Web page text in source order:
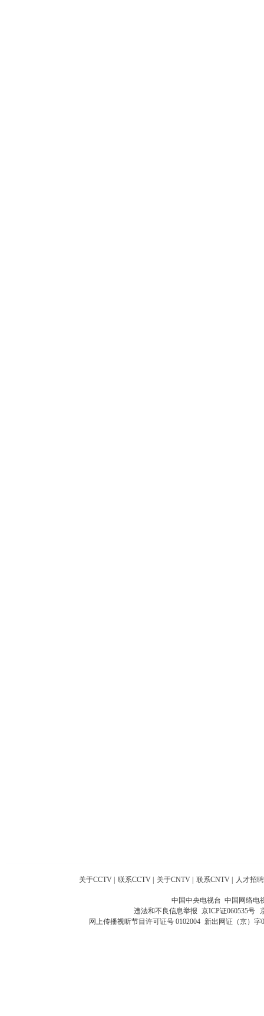
关于CCTV 联系CCTV 关于CNTV 联系CNTV 人才招聘
中国中央电视台 中国网络电
违法和不良信息举报 京ICP证060535号
网上传播视听节目许可证号 0102004 新出网证（京）